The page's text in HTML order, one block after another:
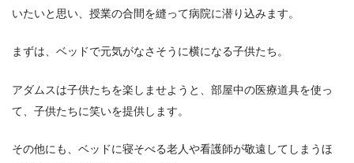
いたいと思い、授業の合間を縫って病院に潜り込みます。
まずは、ベッドで元気がなさそうに横になる子供たち。
アダムスは子供たちを楽しませようと、部屋中の医療道具を使っ
て、子供たちに笑いを提供します。
その他にも、ベッドに寝そべる老人や看護師が敬遠してしまうほ